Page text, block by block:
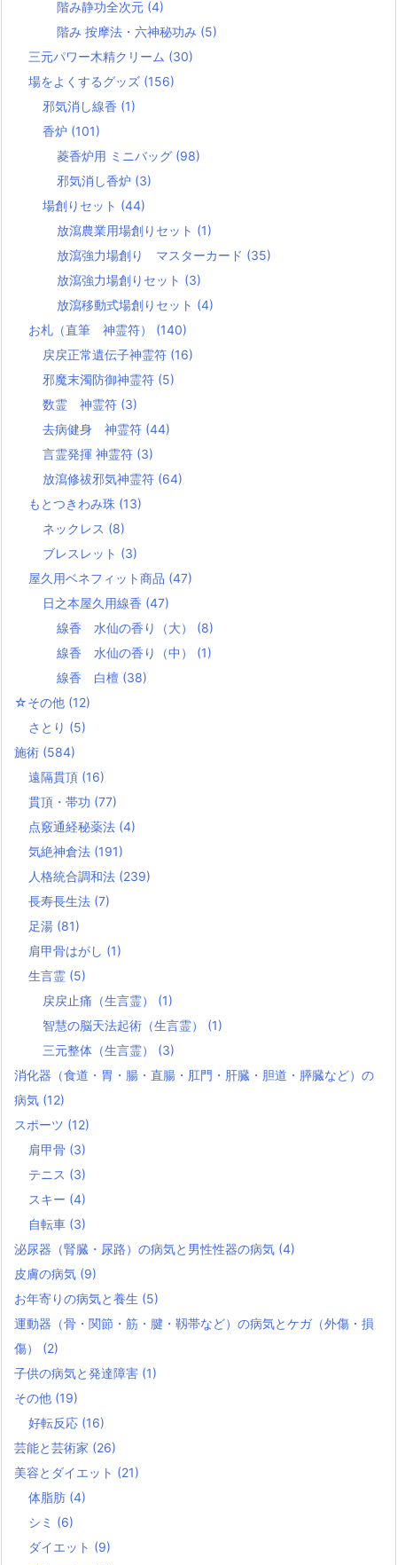
階み静功全次元 (4)
階み 按摩法・六神秘功み (5)
三元パワー木精クリーム (30)
場をよくするグッズ (156)
邪気消し線香 (1)
香炉 (101)
菱香炉用 ミニバッグ (98)
邪気消し香炉 (3)
場創りセット (44)
放瀉農業用場創りセット (1)
放瀉強力場創り マスターカード (35)
放瀉強力場創りセット (3)
放瀉移動式場創りセット (4)
お札（直筆 神霊符） (140)
戻戻正常遺伝子神霊符 (16)
邪魔末濁防御神霊符 (5)
数霊 神霊符 (3)
去病健身 神霊符 (44)
言霊発揮 神霊符 (3)
放瀉修祓邪気神霊符 (64)
もとつきわみ珠 (13)
ネックレス (8)
ブレスレット (3)
屋久用ベネフィット商品 (47)
日之本屋久用線香 (47)
線香 水仙の香り（大） (8)
線香 水仙の香り（中） (1)
線香 白檀 (38)
☆その他 (12)
さとり (5)
施術 (584)
遠隔貫頂 (16)
貫頂・帯功 (77)
点竅通経秘薬法 (4)
気絶神倉法 (191)
人格統合調和法 (239)
長寿長生法 (7)
足湯 (81)
肩甲骨はがし (1)
生言霊 (5)
戻戻止痛（生言霊） (1)
智慧の脳天法起術（生言霊） (1)
三元整体（生言霊） (3)
消化器（食道・胃・腸・直腸・肛門・肝臓・胆道・膵臓など）の
病気 (12)
スポーツ (12)
肩甲骨 (3)
テニス (3)
スキー (4)
自転車 (3)
泌尿器（腎臓・尿路）の病気と男性性器の病気 (4)
皮膚の病気 (9)
お年寄りの病気と養生 (5)
運動器（骨・関節・筋・腱・靱帯など）の病気とケガ（外傷・損
傷） (2)
子供の病気と発達障害 (1)
その他 (19)
好転反応 (16)
芸能と芸術家 (26)
美容とダイエット (21)
体脂肪 (4)
シミ (6)
ダイエット (9)